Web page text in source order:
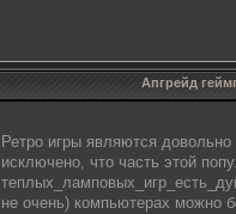
Апгрейд
Ретро игры являются
исключено, что часть этой
не очень) компьютерах можно